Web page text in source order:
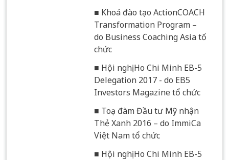
■ Khoá đào tạo ActionCOACH
Transformation Program –
do Business Coaching Asia tổ
chức
■ Hội nghị Ho Chi Minh EB-5
Delegation 2017 - do EB5
Investors Magazine tổ chức
■ Toạ đàm Đầu tư Mỹ nhận
Thẻ Xanh 2016 – do ImmiCa
Việt Nam tổ chức
■ Hội nghị Ho Chi Minh EB-5